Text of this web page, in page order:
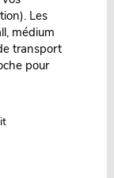
Les
médium
transport
pour